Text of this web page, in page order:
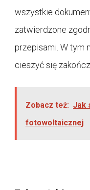
wszystkie
zatwierdzone
przepisami. W tym
cieszyć się
Zobacz też: Jak
fotowoltaicznej